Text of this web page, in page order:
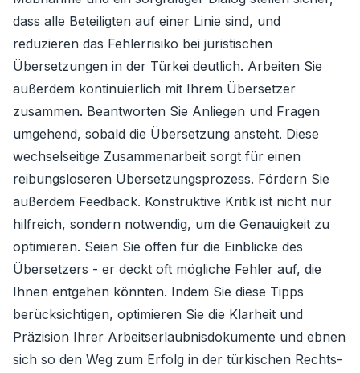
dass alle Beteiligten auf einer Linie sind, und
reduzieren das Fehlerrisiko bei juristischen
Übersetzungen in der Türkei deutlich. Arbeiten Sie
außerdem kontinuierlich mit Ihrem Übersetzer
zusammen. Beantworten Sie Anliegen und Fragen
umgehend, sobald die Übersetzung ansteht. Diese
wechselseitige Zusammenarbeit sorgt für einen
reibungsloseren Übersetzungsprozess. Fördern Sie
außerdem Feedback. Konstruktive Kritik ist nicht nur
hilfreich, sondern notwendig, um die Genauigkeit zu
optimieren. Seien Sie offen für die Einblicke des
Übersetzers - er deckt oft mögliche Fehler auf, die
Ihnen entgehen könnten. Indem Sie diese Tipps
berücksichtigen, optimieren Sie die Klarheit und
Präzision Ihrer Arbeitserlaubnisdokumente und ebnen
sich so den Weg zum Erfolg in der türkischen Rechts-